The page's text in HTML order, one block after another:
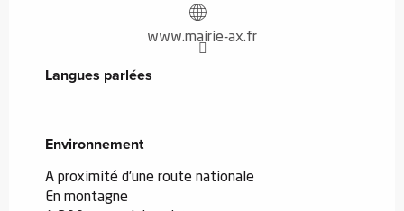
www.mairie-ax.fr
Langues parlées
Langues parlées
Environnement
Environnement
A proximité d'une route nationale
En montagne